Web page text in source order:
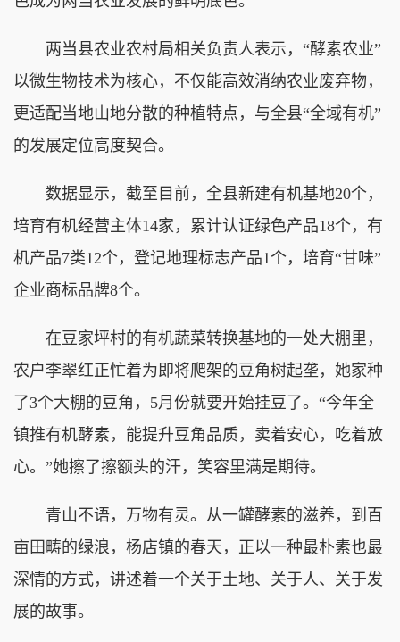
两当县农业农村局相关负责人表示，“酵素农业”
以微生物技术为核心，不仅能高效消纳农业废弃物，
更适配当地山地分散的种植特点，与全县“全域有机”
的发展定位高度契合。
数据显示，截至目前，全县新建有机基地20个，
培育有机经营主体14家，累计认证绿色产品18个，有
机产品7类12个，登记地理标志产品1个，培育“甘味”
企业商标品牌8个。
在豆家坪村的有机蔬菜转换基地的一处大棚里，
农户李翠红正忙着为即将爬架的豆角树起垄，她家种
了3个大棚的豆角，5月份就要开始挂豆了。“今年全
镇推有机酵素，能提升豆角品质，卖着安心，吃着放
心。”她擦了擦额头的汗，笑容里满是期待。
青山不语，万物有灵。从一罐酵素的滋养，到百
亩田畴的绿浪，杨店镇的春天，正以一种最朴素也最
深情的方式，讲述着一个关于土地、关于人、关于发
展的故事。